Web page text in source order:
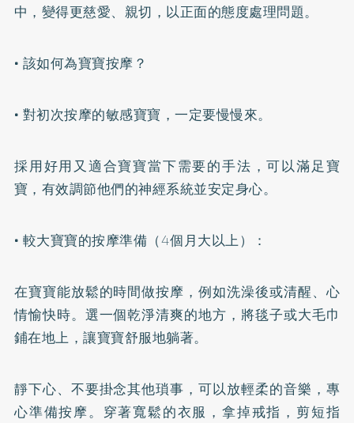
中，變得更慈愛、親切，以正面的態度處理問題。
• 該如何為寶寶按摩？
• 對初次按摩的敏感寶寶，一定要慢慢來。
採用好用又適合寶寶當下需要的手法，可以滿足寶
寶，有效調節他們的神經系統並安定身心。
• 較大寶寶的按摩準備（4個月大以上）：
在寶寶能放鬆的時間做按摩，例如洗澡後或清醒、心
情愉快時。選一個乾淨清爽的地方，將毯子或大毛巾
鋪在地上，讓寶寶舒服地躺著。
靜下心、不要掛念其他瑣事，可以放輕柔的音樂，專
心準備按摩。穿著寬鬆的衣服，拿掉戒指，剪短指